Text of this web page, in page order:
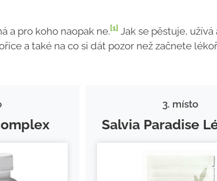
a pro koho naopak ne. [1] Jak se pěstuje, užívá
a také na co si dát pozor než začnete
3. místo
Salvia Paradise